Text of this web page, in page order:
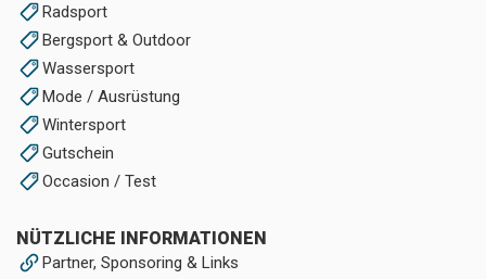
Radsport
Bergsport & Outdoor
Wassersport
Mode / Ausrüstung
Wintersport
Gutschein
Occasion / Test
NÜTZLICHE INFORMATIONEN
Partner, Sponsoring & Links